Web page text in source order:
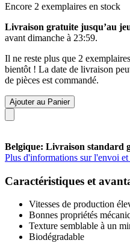
Encore 2 exemplaires en stock
Livraison gratuite jusqu’au
avant dimanche à 23:59.
Il ne reste plus que 2
bientôt ! La date de livraison
de pièces est commandé.
Ajouter au Panier
Belgique: Livraison standard
Plus d'informations sur l'envoi
Caractéristiques et
Vitesses de production
Bonnes propriétés
Texture semblable à un
Biodégradable